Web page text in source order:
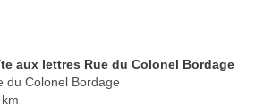
aux lettres Rue du Colonel Bordage
du Colonel Bordage